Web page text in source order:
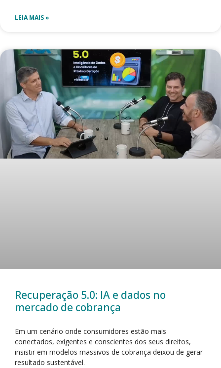
LEIA MAIS »
Recuperação 5.0: IA e dados no
mercado de cobrança
Em um cenário onde consumidores estão mais
conectados, exigentes e conscientes dos seus direitos,
insistir em modelos massivos de cobrança deixou de gerar
resultado sustentável.